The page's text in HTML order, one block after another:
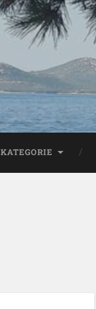
KATEGORIE